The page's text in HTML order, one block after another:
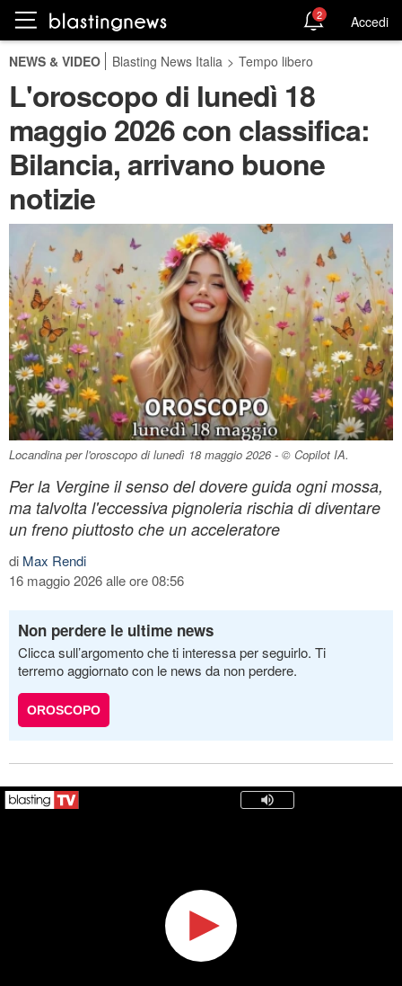
2 Accedi
NEWS & VIDEO Blasting News Italia > Tempo libero
L'oroscopo di lunedì 18
maggio 2026 con classifica:
Bilancia, arrivano buone
notizie
Locandina per l'oroscopo di lunedì 18 maggio 2026 - © Copilot IA.
Per la Vergine il senso del dovere guida ogni mossa,
ma talvolta l'eccessiva pignoleria rischia di diventare
un freno piuttosto che un acceleratore
di Max Rendi
16 maggio 2026 alle ore 08:56
Non perdere le ultime news
Clicca sull’argomento che ti interessa per seguirlo. Ti
terremo aggiornato con le news da non perdere.
OROSCOPO